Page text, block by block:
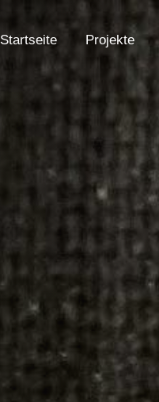
Startseite Projekte
Projekte